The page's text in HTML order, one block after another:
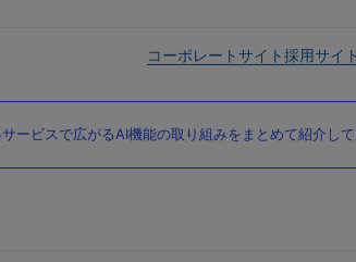
コーポレートサイト採用サイト
ービスで広がるAI機能の取り組みをまとめて紹介して